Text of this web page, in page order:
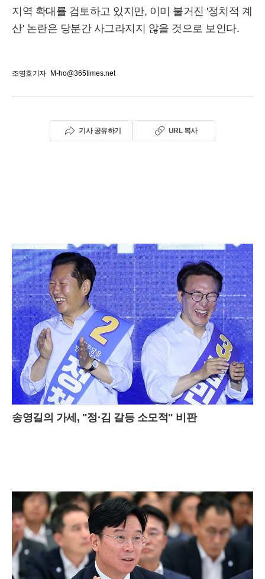
지역 확대를 검토하고 있지만, 이미 불거진 '정치적 계
산' 논란은 당분간 사그라지지 않을 것으로 보인다.
조명호기자 M-ho@365times.net
기사 공유하기 URL 복사
송영길의 가세, "정·김 갈등 소모적" 비판